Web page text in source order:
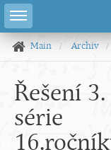
Main Archiv
Řešení 3.
série